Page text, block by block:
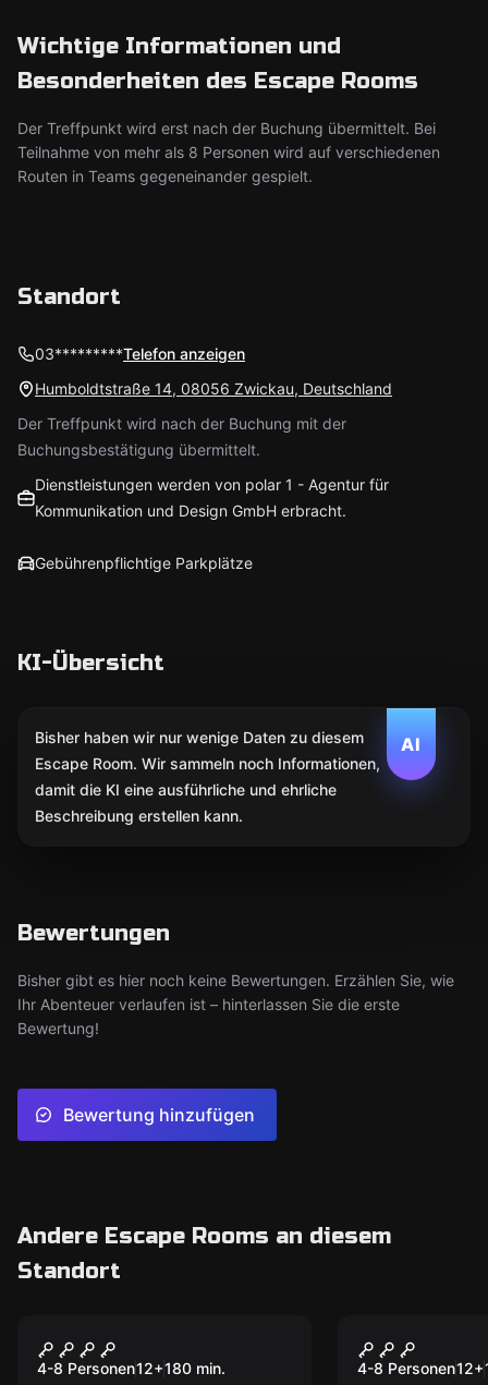
Wichtige Informationen und
Besonderheiten des Escape Rooms
Der Treffpunkt wird erst nach der Buchung übermittelt. Bei
Teilnahme von mehr als 8 Personen wird auf verschiedenen
Routen in Teams gegeneinander gespielt.
Standort
03*********Telefon anzeigen
Humboldtstraße 14, 08056 Zwickau, Deutschland
Der Treffpunkt wird nach der Buchung mit der
Buchungsbestätigung übermittelt.
Dienstleistungen werden von polar 1 - Agentur für
Kommunikation und Design GmbH erbracht.
Gebührenpflichtige Parkplätze
KI-Übersicht
AI
Bisher haben wir nur wenige Daten zu diesem
Escape Room. Wir sammeln noch Informationen,
damit die KI eine ausführliche und ehrliche
Beschreibung erstellen kann.
Bewertungen
Bisher gibt es hier noch keine Bewertungen. Erzählen Sie, wie
Ihr Abenteuer verlaufen ist – hinterlassen Sie die erste
Bewertung!
Bewertung hinzufügen
Andere Escape Rooms an diesem
Standort
Neu
Das gestohlene
Olympiagold
4-8 Personen12+180 min.
Die Jagd
4-8 Personen12+